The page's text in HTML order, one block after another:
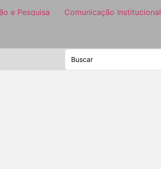
e Pesquisa Comunicação Institucional